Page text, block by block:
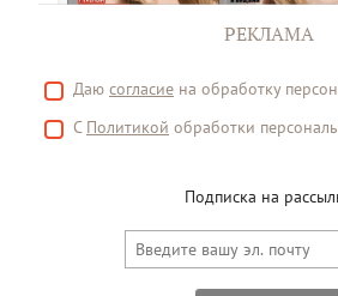
РЕКЛАМА
Даю согласие на обработку
С Политикой обработки
Подписка на